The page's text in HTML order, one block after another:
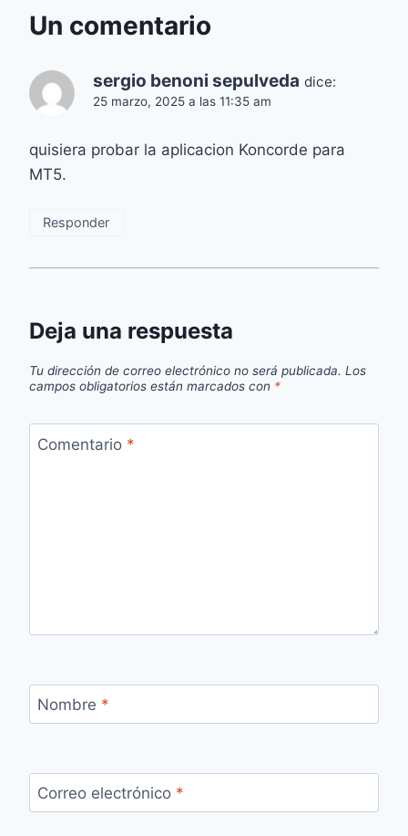
Un comentario
sergio benoni sepulveda dice:
25 marzo, 2025 a las 11:35 am
quisiera probar la aplicacion Koncorde para
MT5.
Responder
Deja una respuesta
Tu dirección de correo electrónico no será publicada. Los
campos obligatorios están marcados con *
Comentario *
Nombre *
Correo electrónico *